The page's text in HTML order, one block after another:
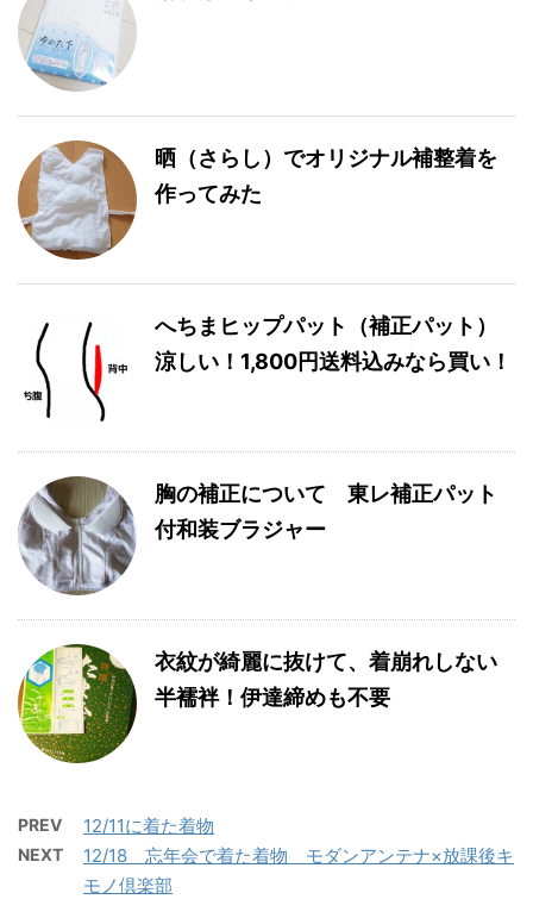
晒（さらし）でオリジナル補整着を
作ってみた
へちまヒップパット（補正パット）
涼しい！1,800円送料込みなら買い！
胸の補正について 東レ補正パット
付和装ブラジャー
衣紋が綺麗に抜けて、着崩れしない
半襦袢！伊達締めも不要
PREV 12/11に着た着物
NEXT
12/18 忘年会で着た着物 モダンアンテナ×放課後キ
モノ倶楽部